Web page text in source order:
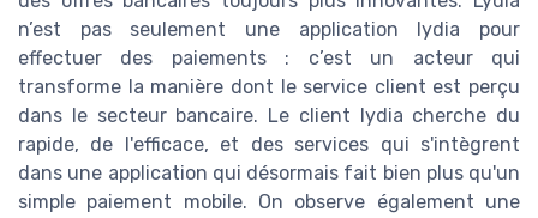
n’est pas seulement une application lydia pour
effectuer des paiements : c’est un acteur qui
transforme la manière dont le service client est perçu
dans le secteur bancaire. Le client lydia cherche du
rapide, de l'efficace, et des services qui s'intègrent
dans une application qui désormais fait bien plus qu'un
simple paiement mobile. On observe également une